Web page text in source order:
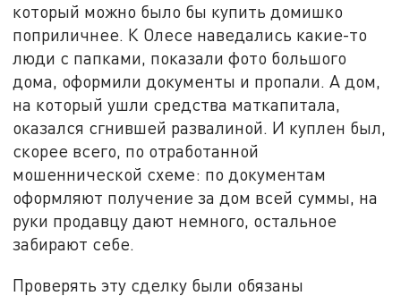
который можно было бы купить домишко
поприличнее. К Олесе наведались какие-то
люди с папками, показали фото большого
дома, оформили документы и пропали. А дом,
на который ушли средства маткапитала,
оказался сгнившей развалиной. И куплен был,
скорее всего, по отработанной
мошеннической схеме: по документам
оформляют получение за дом всей суммы, на
руки продавцу дают немного, остальное
забирают себе.
Проверять эту сделку были обязаны